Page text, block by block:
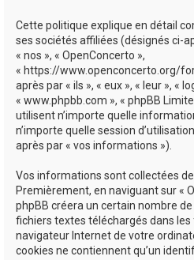
Cette politique explique en détail
ses sociétés affiliées (désignés ci-
« nos », « OpenConcerto »,
« https://www.openconcerto.org/
après par « ils », « eux », « leur », «
« www.phpbb.com », « phpBB
utilisent n’importe quelle
n’importe quelle session
après par « vos informations »).
Vos informations sont collectées
Premièrement, en naviguant sur «
phpBB créera un certain nombre
fichiers textes téléchargés dans
navigateur Internet de votre
cookies ne contiennent qu’un